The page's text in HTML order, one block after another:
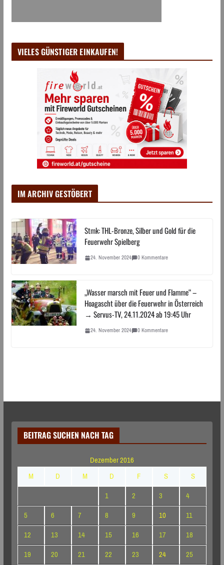
VIELES GÜNSTIGER EINKAUFEN!
IM ARCHIV GESTÖBERT
Stmk: THL-Bronze, Silber und Gold für die
Feuerwehr Spielberg
24. November 2024 0 Kommentare
„Wasser marsch mit Feuer und Flamme“ –
Hoagascht über die Feuerwehr in Österreich
→ Servus-TV, 24.11.2024 ab 19:45 Uhr
24. November 2024 0 Kommentare
BEITRAG SUCHEN NACH TAG
Dezember 2016
M
D M D F S
S
1
2 3
4
5
6 7 8 9 10
11
12
13 14 15 16 17
18
19
20 21 22 23 24
25